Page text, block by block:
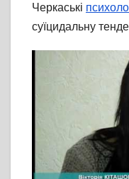
Черкаські
суїцидальну